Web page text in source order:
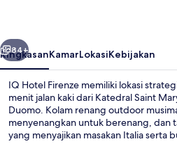
Berikutnya
84+
RingkasanKamarLokasiKebijakan
IQ Hotel Firenze memiliki lokasi
menit jalan kaki dari Katedral Saint
Duomo. Kolam renang outdoor
menyenangkan untuk berenang, dan
yang menyajikan masakan Italia serta